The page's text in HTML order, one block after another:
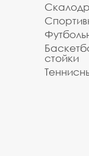
стойки